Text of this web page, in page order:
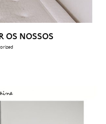
OS NOSSOS